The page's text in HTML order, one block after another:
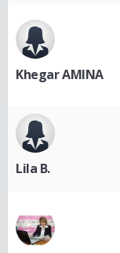
Khegar AMINA
Lila B.